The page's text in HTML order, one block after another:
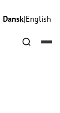
Dansk|English